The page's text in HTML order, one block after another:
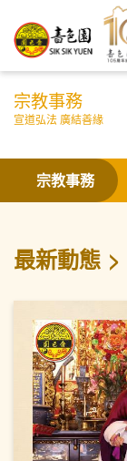
宗教事務
宣道弘法 廣結善緣
宗教事務
最新動態